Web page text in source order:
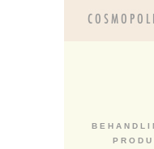
B E H A N D L I
P R O D U